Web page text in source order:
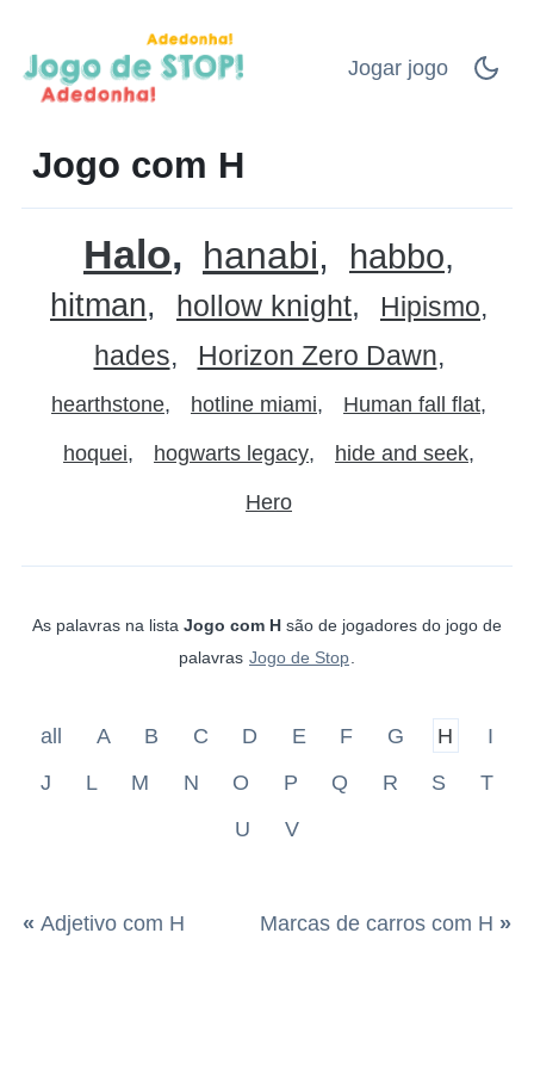
Jogar jogo
Jogo com H
Halo hanabi habbo
hitman hollow knight
Hipismo
hades
Horizon Zero Dawn
hearthstone hotline miami Human fall flat
hoquei hogwarts legacy hide and seek
Hero
As palavras na lista Jogo com H são de jogadores do jogo de
palavras Jogo de Stop
all A B C D E F G H
I
J
L M N O P Q R S
T
U
V
« Adjetivo com H Marcas de carros com H »